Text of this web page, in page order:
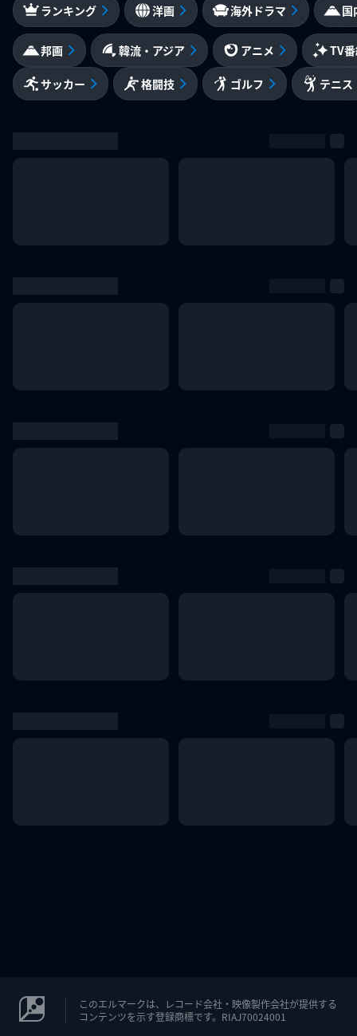
ランキング 洋画 海外ドラマ 国
邦画 韓流・アジア アニメ TV
サッカー 格闘技 ゴルフ テニス
このエルマークは、レコード会社・映像製作会社が提供する
コンテンツを示す登録商標です。RIAJ70024001